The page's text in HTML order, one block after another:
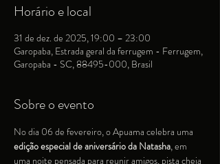
Horário e local
31 de dez. de 2025, 19:00 – 23:00
Garopaba, Estrada geral da ferrugem - Ferrugem,
Garopaba - SC, 88495-000, Brasil
Sobre o evento
No dia 06 de fevereiro, o Apuama celebra uma
edição especial de aniversário da Natasha, em
uma noite pensada para reunir amigos, pista cheia